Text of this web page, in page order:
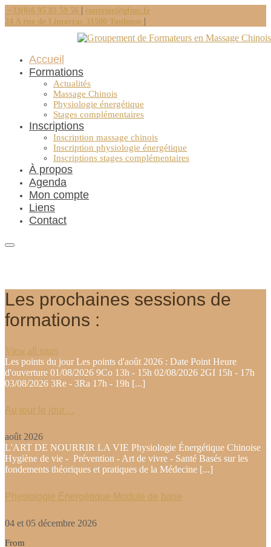
+33(0)6 95 83 59 56 | courrier@gfmc.fr
24 A rue de Limayrac 31500 Toulouse |
Accueil
Formations
Actualités
Massage Chinois
Physiologie énergétique
Stages complémentaires
Inscriptions
Inscription massage chinois
Inscription physiologie énergétique
Inscriptions stages complémentaires
À propos
Agenda
Mon compte
Liens
Contact
Les prochaines sessions de
formations :
View all tours
Les points du jour Les points d'août 2026 : Date Point Heure
d'ouverture 01/08/2026 9Co 13h - 15h 02/08/2026 2GI 15h - 17h
03/08/2026 3Re - 3Ra 17h - 19h [...]
Au jour le jour…
août 2026
L'ART DE NOURRIR LA VIE Physiologie Énergétique Chinoise
Hygiène de vie - Prévention - Art de vivre - Santé Basés sur les
fondements théoriques et pratiques de la Médecine [...]
Physiologie Énergétique Module de base
04 et 05 décembre 2026
From